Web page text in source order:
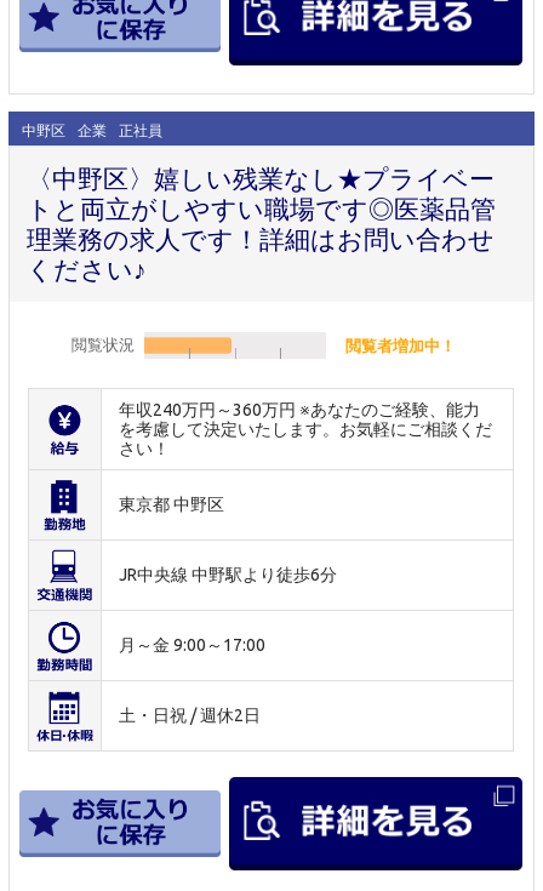
中野区 企業 正社員
〈中野区〉嬉しい残業なし★プライベー
トと両立がしやすい職場です◎医薬品管
理業務の求人です！詳細はお問い合わせ
ください♪
閲覧状況 閲覧者増加中！
年収240万円～360万円 ※あなたのご経験、能力
を考慮して決定いたします。お気軽にご相談くだ
さい！
東京都 中野区
JR中央線 中野駅より徒歩6分
月～金 9:00～17:00
土・日祝 / 週休2日